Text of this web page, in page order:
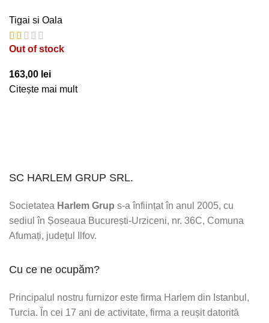
Tigai si Oala
Out of stock
163,00 lei
Citește mai mult
SC HARLEM GRUP SRL.
Societatea Harlem Grup s-a înființat în anul 2005, cu
sediul în Șoseaua București-Urziceni, nr. 36C, Comuna
Afumați, județul Ilfov.
Cu ce ne ocupăm?
Principalul nostru furnizor este firma Harlem din Istanbul,
Turcia. În cei 17 ani de activitate, firma a reușit datorită